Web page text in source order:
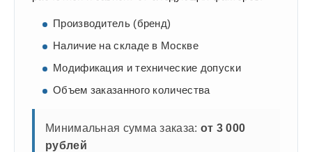
Производитель (бренд)
Наличие на складе в Москве
Модификация и технические допуски
Объем заказанного количества
Минимальная сумма заказа: от 3 000
рублей